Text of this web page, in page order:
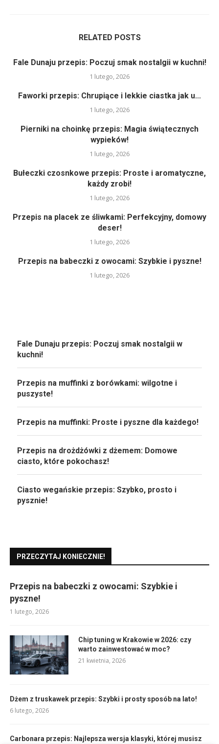
RELATED POSTS
Fale Dunaju przepis: Poczuj smak nostalgii w kuchni!
1 lutego, 2026
Faworki przepis: Chrupiące i lekkie ciastka jak u...
1 lutego, 2026
Pierniki na choinkę przepis: Magia świątecznych
wypieków!
1 lutego, 2026
Bułeczki czosnkowe przepis: Proste i aromatyczne,
każdy zrobi!
1 lutego, 2026
Przepis na placek ze śliwkami: Perfekcyjny, domowy
deser!
1 lutego, 2026
Przepis na babeczki z owocami: Szybkie i pyszne!
1 lutego, 2026
Fale Dunaju przepis: Poczuj smak nostalgii w
kuchni!
Przepis na muffinki z borówkami: wilgotne i
puszyste!
Przepis na muffinki: Proste i pyszne dla każdego!
Przepis na drożdżówki z dżemem: Domowe
ciasto, które pokochasz!
Ciasto wegańskie przepis: Szybko, prosto i
pysznie!
PRZECZYTAJ KONIECZNIE!
Przepis na babeczki z owocami: Szybkie i
pyszne!
1 lutego, 2026
Chip tuning w Krakowie w 2026: czy
warto zainwestować w moc?
21 kwietnia, 2026
Dżem z truskawek przepis: Szybki i prosty sposób na lato!
6 lutego, 2026
Carbonara przepis: Najlepsza wersja klasyki, której musisz